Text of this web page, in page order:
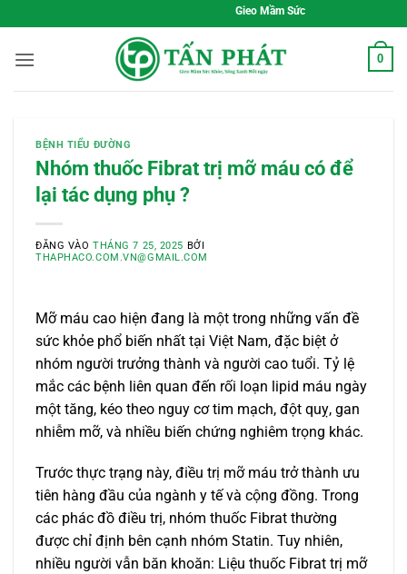
qua
nội
Gieo Mầm Sức Khỏe, Sống Xanh Mỗi Ngày
0
BỆNH TIỂU ĐƯỜNG
Nhóm thuốc Fibrat trị mỡ máu có để
lại tác dụng phụ ?
ĐĂNG VÀOTHÁNG 7 25, 2025 BỞI
THAPHACO.COM.VN@GMAIL.COM
Mỡ máu cao hiện đang là một trong những vấn đề
sức khỏe phổ biến nhất tại Việt Nam, đặc biệt ở
nhóm người trưởng thành và người cao tuổi. Tỷ lệ
mắc các bệnh liên quan đến rối loạn lipid máu ngày
một tăng, kéo theo nguy cơ tim mạch, đột quỵ, gan
nhiễm mỡ, và nhiều biến chứng nghiêm trọng khác.
Trước thực trạng này, điều trị mỡ máu trở thành ưu
tiên hàng đầu của ngành y tế và cộng đồng. Trong
các phác đồ điều trị, nhóm thuốc Fibrat thường
được chỉ định bên cạnh nhóm Statin. Tuy nhiên,
nhiều người vẫn băn khoăn: Liệu thuốc Fibrat trị mỡ